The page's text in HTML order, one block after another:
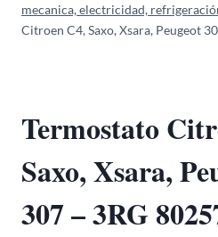
mecanica, electricidad,
Citroen C4, Saxo, Xsara, Peugeot
Termostato
Saxo, Xsara,
307 – 3RG